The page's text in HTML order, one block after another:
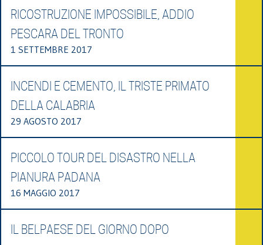
RICOSTRUZIONE IMPOSSIBILE, ADDIO
PESCARA DEL TRONTO
1 SETTEMBRE 2017
INCENDI E CEMENTO, IL TRISTE PRIMATO
DELLA CALABRIA
29 AGOSTO 2017
PICCOLO TOUR DEL DISASTRO NELLA
PIANURA PADANA
16 MAGGIO 2017
IL BELPAESE DEL GIORNO DOPO